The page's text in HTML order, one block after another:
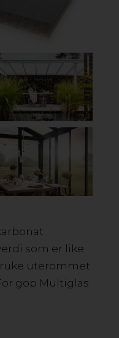
som er like
uterommet
gop Multiglas